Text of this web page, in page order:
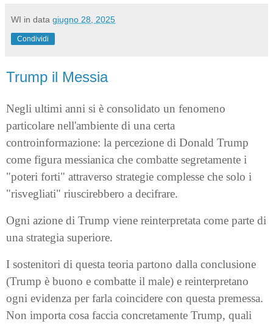
WI in data giugno 28, 2025
Condividi
Trump il Messia
Negli ultimi anni si è consolidato un fenomeno
particolare nell'ambiente di una certa
controinformazione: la percezione di Donald Trump
come figura messianica che combatte segretamente i
"poteri forti" attraverso strategie complesse che solo i
"risvegliati" riuscirebbero a decifrare.
Ogni azione di Trump viene reinterpretata come parte di
una strategia superiore.
I sostenitori di questa teoria partono dalla conclusione
(Trump è buono e combatte il male) e reinterpretano
ogni evidenza per farla coincidere con questa premessa.
Non importa cosa faccia concretamente Trump, quali